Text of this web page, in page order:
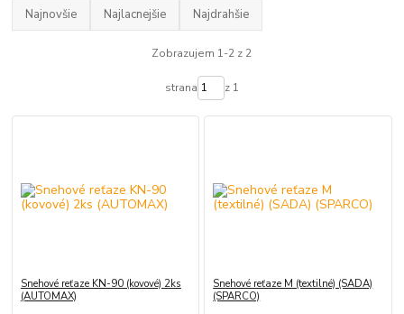
Najnovšie Najlacnejšie Najdrahšie
Zobrazujem 1-2 z 2
strana z 1
Snehové reťaze KN-90 (kovové) 2ks
(AUTOMAX)
Snehové reťaze M (textilné) (SADA)
(SPARCO)